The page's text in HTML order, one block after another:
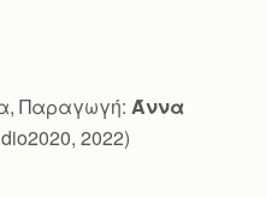
Παραγωγή: Άννα
2022)